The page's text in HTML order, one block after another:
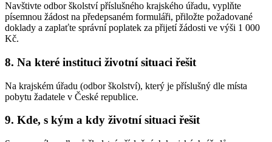
Navštivte odbor školství příslušného krajského úřadu, vyplňte
písemnou žádost na předepsaném formuláři, přiložte požadované
doklady a zaplaťte správní poplatek za přijetí žádosti ve výši 1 000
Kč.
8. Na které instituci životní situaci řešit
Na krajském úřadu (odbor školství), který je příslušný dle místa
pobytu žadatele v České republice.
9. Kde, s kým a kdy životní situaci řešit